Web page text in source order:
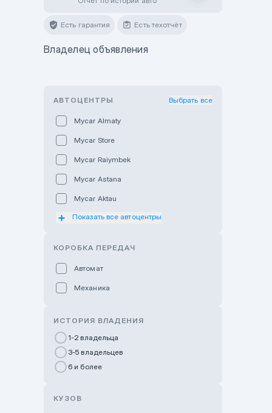
Есть гарантия Есть техотчёт
Владелец объявления
АВТОЦЕНТРЫ Выбрать все
Mycar Almaty
Mycar Store
Mycar Raiymbek
Mycar Astana
Mycar Aktau
Mycar Uralsk
GWM Nurly Zhol
Chery Astana
Показать все автоцентры
КОРОБКА ПЕРЕДАЧ
Автомат
Механика
ИСТОРИЯ ВЛАДЕНИЯ
1-2 владельца
3-5 владельцев
6 и более
КУЗОВ